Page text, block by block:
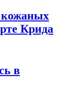
Крида
в